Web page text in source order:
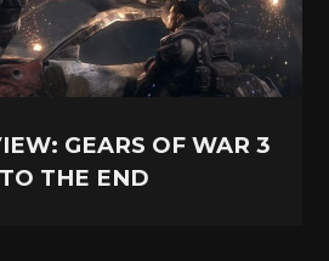
GEARS OF WAR 3
THE END